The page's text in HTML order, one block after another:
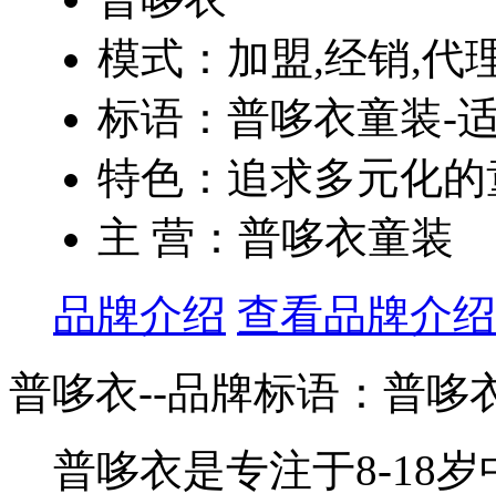
模式：加盟,经销,代
标语：普哆衣童装-
特色：追求多元化
主 营：普哆衣童装
品牌介绍 查看品牌介绍
普哆衣--品牌标语： 普哆
普哆衣是专注于8-18岁